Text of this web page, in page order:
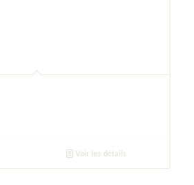
Voir les détails